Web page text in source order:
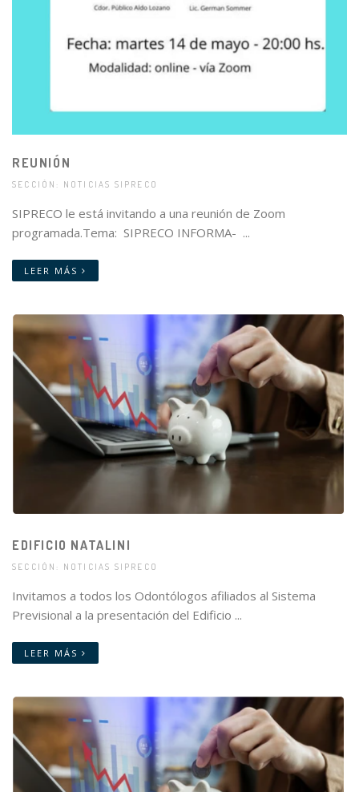
REUNIÓN
SECCIÓN: NOTICIAS SIPRECO
SIPRECO le está invitando a una reunión de Zoom
programada.Tema: SIPRECO INFORMA- ...
LEER MÁS
EDIFICIO NATALINI
SECCIÓN: NOTICIAS SIPRECO
Invitamos a todos los Odontólogos afiliados al Sistema
Previsional a la presentación del Edificio ...
LEER MÁS